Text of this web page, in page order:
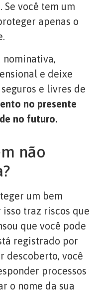
Se você tem um
apenas o
nominativa,
e deixe
e livres de
no presente
no futuro.
não
um bem
traz riscos que
que você pode
registrado por
descoberto, você
processos
o nome da sua